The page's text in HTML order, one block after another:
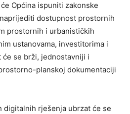
Općina ispuniti zakonske
dostupnost prostornih
prostornih i urbanističkih
ustanovama, investitorima i
se brži, jednostavniji i
planskoj dokumentaciji
digitalnih rješenja ubrzat će se